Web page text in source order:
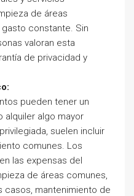
de áreas
constante. Sin
valoran esta
de privacidad y
pueden tener un
alquiler algo mayor
suelen incluir
comunes. Los
las expensas del
de áreas comunes,
casos, mantenimiento de